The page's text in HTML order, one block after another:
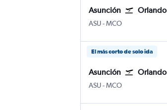
Asunción Orlando
ASU-MCO
El más corto de solo ida
Asunción Orlando
ASU-MCO